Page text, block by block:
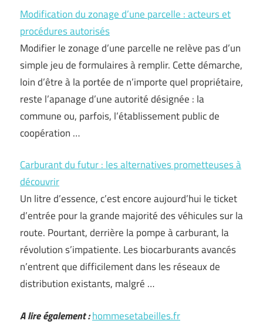
Modification du zonage d’une parcelle : acteurs et
procédures autorisés
Modifier le zonage d’une parcelle ne relève pas d’un
simple jeu de formulaires à remplir. Cette démarche,
loin d’être à la portée de n’importe quel propriétaire,
reste l’apanage d’une autorité désignée : la
commune ou, parfois, l’établissement public de
coopération …
Carburant du futur : les alternatives prometteuses à
découvrir
Un litre d’essence, c’est encore aujourd’hui le ticket
d’entrée pour la grande majorité des véhicules sur la
route. Pourtant, derrière la pompe à carburant, la
révolution s’impatiente. Les biocarburants avancés
n’entrent que difficilement dans les réseaux de
distribution existants, malgré …
A lire également :hommesetabeilles.fr